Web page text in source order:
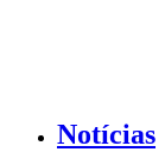
Notícias